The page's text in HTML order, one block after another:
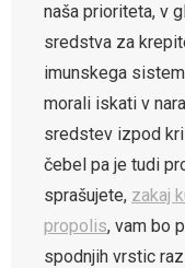
naša prioriteta, v
sredstva za
imunskega
morali iskati v
sredstev izpod
čebel pa je tudi
sprašujete, zakaj
propolis, vam bo
spodnjih vrstic